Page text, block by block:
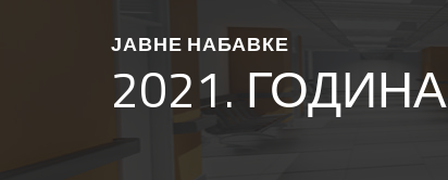
ЈАВНЕ НАБАВКЕ
2021. ГОДИНА